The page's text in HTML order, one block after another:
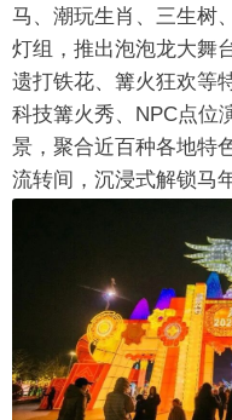
马、潮玩生肖、三生树
灯组，推出泡泡龙大舞
遗打铁花、篝火狂欢等
科技篝火秀、NPC点位
景，聚合近百种各地特
流转间，沉浸式解锁马